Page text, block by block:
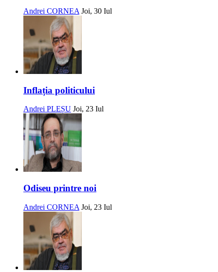
Andrei CORNEA Joi, 30 Iul
Inflația politicului
Andrei PLEȘU Joi, 23 Iul
Odiseu printre noi
Andrei CORNEA Joi, 23 Iul